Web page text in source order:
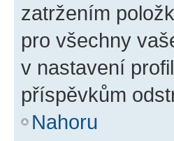
zatržením
pro všechny
v nastavení
příspěvkům
Nahoru